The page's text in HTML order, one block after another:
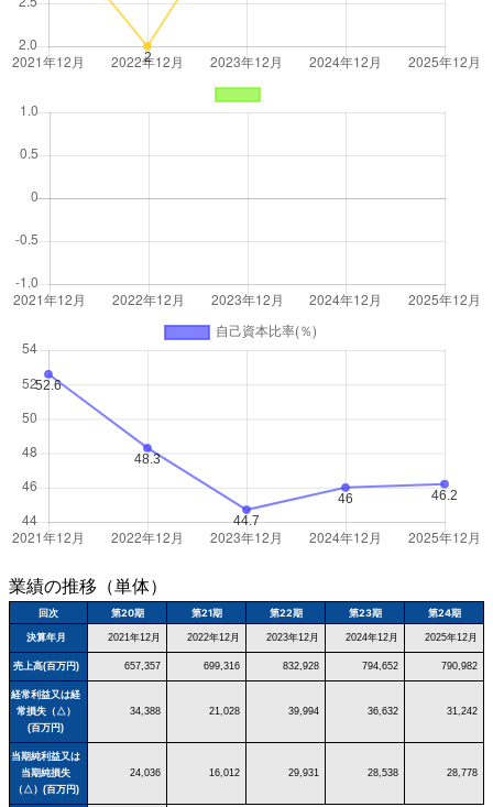
業績の推移（単体）
回次 第20期 第21期 第22期 第23期 第24期
決算年月 2021年12月 2022年12月 2023年12月 2024年12月 2025年12月
売上高(百万円) 657,357 699,316 832,928 794,652 790,982
経常利益又は経
常損失（△）
(百万円)
34,388 21,028 39,994 36,632 31,242
当期純利益又は
当期純損失
（△）(百万円)
24,036 16,012 29,931 28,538 28,778